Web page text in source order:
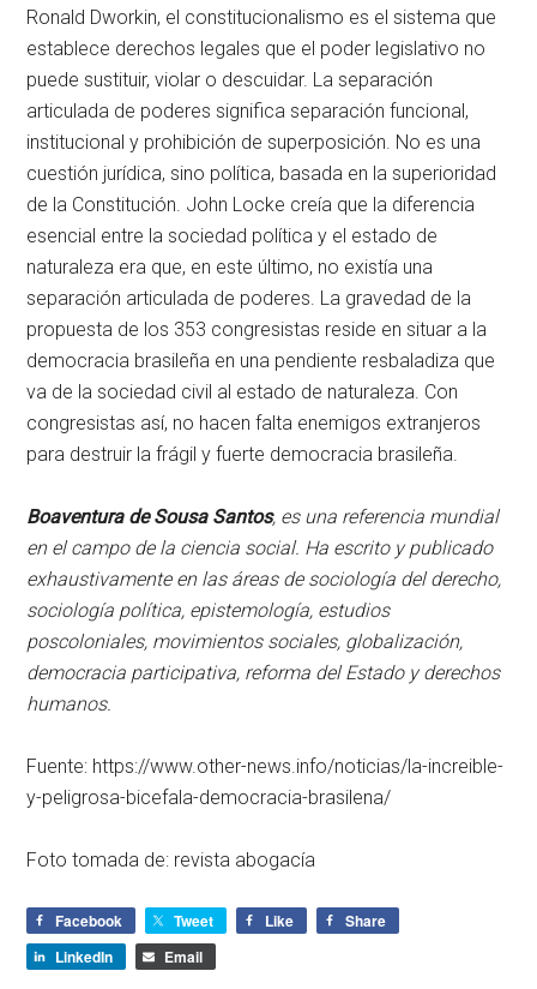
Ronald Dworkin, el constitucionalismo es el sistema que
establece derechos legales que el poder legislativo no
puede sustituir, violar o descuidar. La separación
articulada de poderes significa separación funcional,
institucional y prohibición de superposición. No es una
cuestión jurídica, sino política, basada en la superioridad
de la Constitución. John Locke creía que la diferencia
esencial entre la sociedad política y el estado de
naturaleza era que, en este último, no existía una
separación articulada de poderes. La gravedad de la
propuesta de los 353 congresistas reside en situar a la
democracia brasileña en una pendiente resbaladiza que
va de la sociedad civil al estado de naturaleza. Con
congresistas así, no hacen falta enemigos extranjeros
para destruir la frágil y fuerte democracia brasileña.
Boaventura de Sousa Santos, es una referencia mundial
en el campo de la ciencia social. Ha escrito y publicado
exhaustivamente en las áreas de sociología del derecho,
sociología política, epistemología, estudios
poscoloniales, movimientos sociales, globalización,
democracia participativa, reforma del Estado y derechos
humanos.
Fuente: https://www.other-news.info/noticias/la-increible-
y-peligrosa-bicefala-democracia-brasilena/
Foto tomada de: revista abogacía
Facebook Tweet Like
Share
LinkedIn
Email